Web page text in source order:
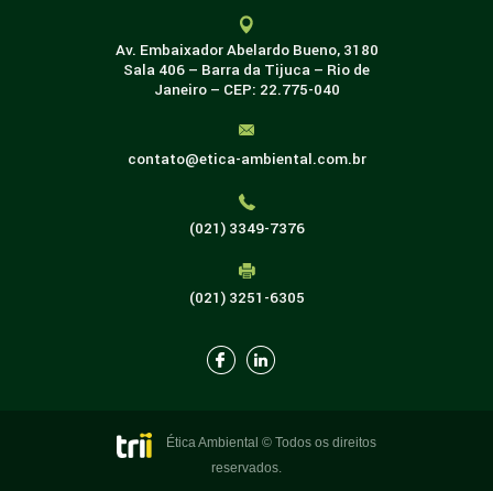
Av. Embaixador Abelardo Bueno, 3180
Sala 406 – Barra da Tijuca – Rio de
Janeiro – CEP: 22.775-040
contato@etica-ambiental.com.br
(021) 3349-7376
(021) 3251-6305
Ética Ambiental © Todos os direitos
reservados.